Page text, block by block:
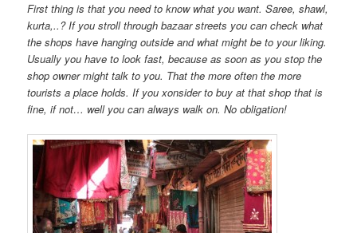
First thing is that you need to know what you want. Saree, shawl,
kurta,..? If you stroll through bazaar streets you can check what
the shops have hanging outside and what might be to your liking.
Usually you have to look fast, because as soon as you stop the
shop owner might talk to you. That the more often the more
tourists a place holds. If you xonsider to buy at that shop that is
fine, if not… well you can always walk on. No obligation!